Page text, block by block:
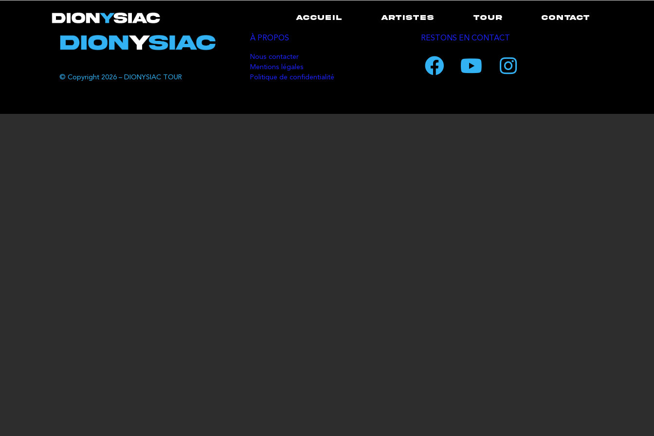
ACCUEIL ARTISTES TOUR CONTACT
© Copyright 2026 – DIONYSIAC TOUR
À PROPOS
Nous contacter
Mentions légales
Politique de confidentialité
RESTONS EN CONTACT